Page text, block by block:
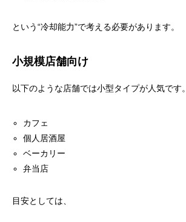
という“冷却能力”で考える必要があります。
小規模店舗向け
以下のような店舗では小型タイプが人気です。
カフェ
個人居酒屋
ベーカリー
弁当店
目安としては、